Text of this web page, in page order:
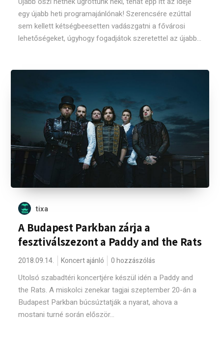
egy újabb heti programajánlónak! Szerencsére ezúttal
sem kellett kétségbeesetten vadászgatni a fővárosi
lehetőségeket, úgyhogy fogadjátok szeretettel az újabb...
tixa
A Budapest Parkban zárja a
fesztiválszezont a Paddy and the Rats
2018.09.14. Koncert ajánló 0 hozzászólás
Utolsó szabadtéri koncertjére készül idén a Paddy and
the Rats. A miskolci zenekar tagjai szeptember 20-án a
Budapest Parkban búcsúztatják a nyarat, ahova a
mostani turné során először...